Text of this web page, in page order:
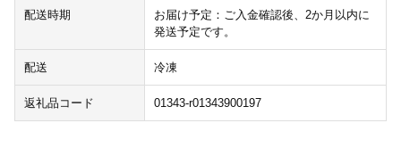
配送時期
お届け予定：ご入金確認後、2か月以内に
発送予定です。
配送 冷凍
返礼品コード 01343-r01343900197